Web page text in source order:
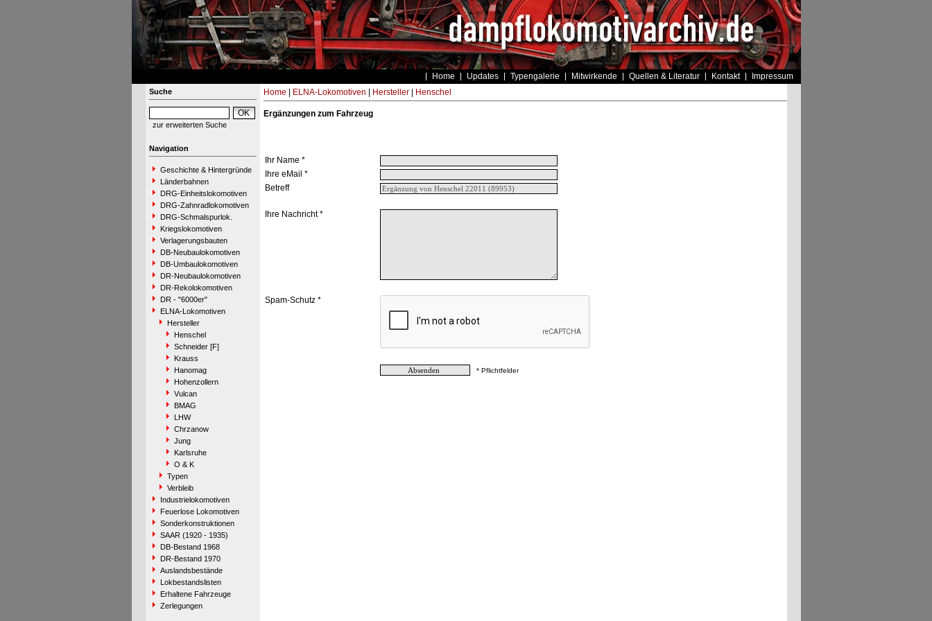
Home Updates Typengalerie Mitwirkende Quellen & Literatur Kontakt Impressum
Suche
zur erweiterten Suche
Navigation
Geschichte & Hintergründe
Länderbahnen
DRG-Einheitslokomotiven
DRG-Zahnradlokomotiven
DRG-Schmalspurlok.
Kriegslokomotiven
Verlagerungsbauten
DB-Neubaulokomotiven
DB-Umbaulokomotiven
DR-Neubaulokomotiven
DR-Rekolokomotiven
DR - "6000er"
ELNA-Lokomotiven
Hersteller
Henschel
Schneider [F]
Krauss
Hanomag
Hohenzollern
Vulcan
BMAG
LHW
Chrzanow
Jung
Karlsruhe
O & K
Typen
Verbleib
Industrielokomotiven
Feuerlose Lokomotiven
Sonderkonstruktionen
SAAR (1920 - 1935)
DB-Bestand 1968
DR-Bestand 1970
Auslandsbestände
Lokbestandslisten
Erhaltene Fahrzeuge
Zerlegungen
Home ELNA-Lokomotiven Hersteller| Henschel
Ergänzungen zum Fahrzeug
Ihr Name *
Ihre eMail *
Betreff
Ihre Nachricht *
Spam-Schutz *
* Pflichtfelder